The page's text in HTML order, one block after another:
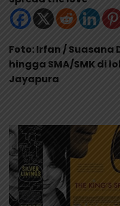
Foto: Irfan / Suasana
hingga SMA/SMK di
Jayapura